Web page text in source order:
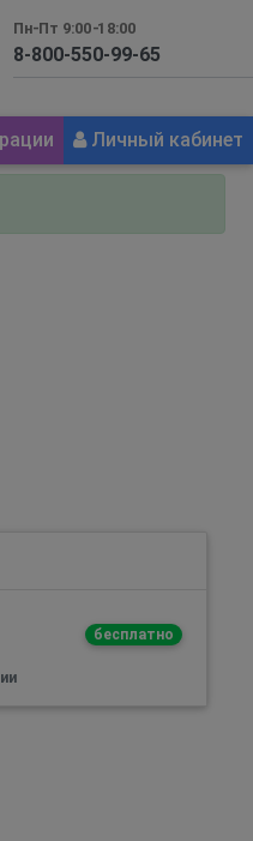
Пн-Пт 9:00-18:00
Личный кабинет
бесплатно